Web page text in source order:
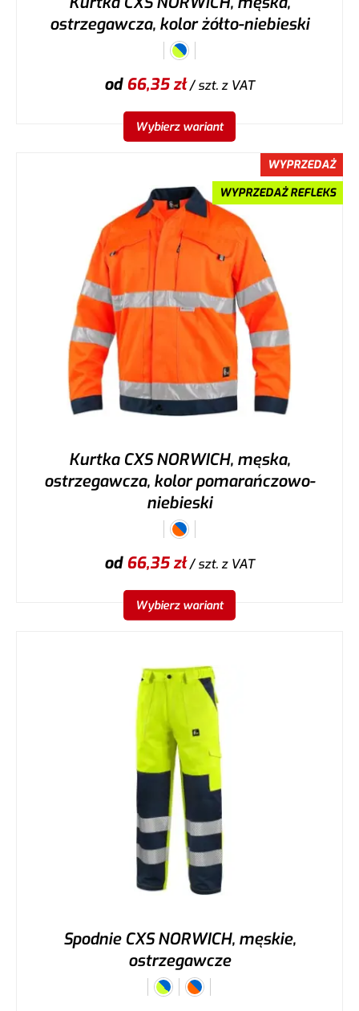
ostrzegawcza, kolor żółto-niebieski
od66,35zł/ szt.z VAT
Wybierz wariant
WYPRZEDAŻ
WYPRZEDAŻ REFLEKS
Kurtka CXS NORWICH, męska,
ostrzegawcza, kolor pomarańczowo-
niebieski
od66,35zł/ szt.z VAT
Wybierz wariant
Spodnie CXS NORWICH, męskie,
ostrzegawcze